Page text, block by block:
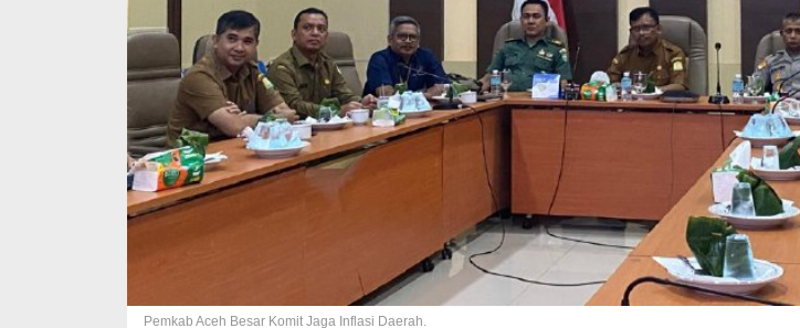
Pemkab Aceh Besar Komit Jaga Inflasi Daerah.